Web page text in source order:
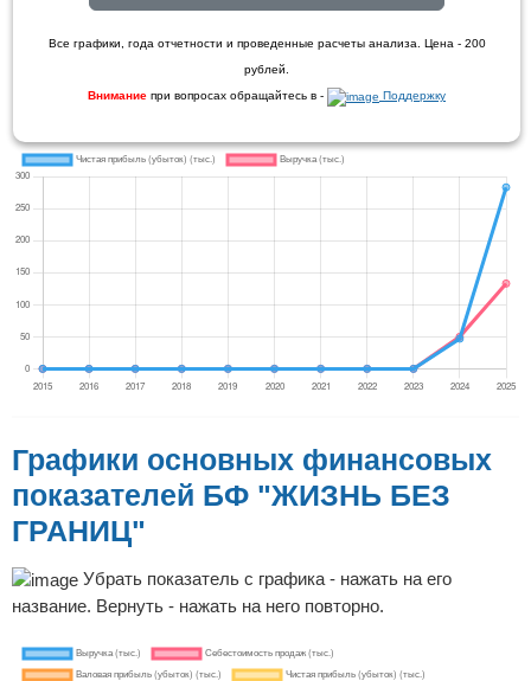
Все графики, года отчетности и проведенные расчеты анализа. Цена - 200
рублей.
Внимание при вопросах обращайтесь в - Поддержку
Графики основных финансовых
показателей БФ "ЖИЗНЬ БЕЗ
ГРАНИЦ"
Убрать показатель с графика - нажать на его
название. Вернуть - нажать на него повторно.